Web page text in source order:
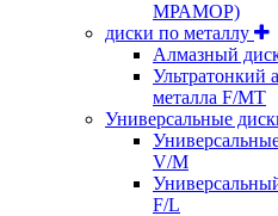
МРАМОР)
диски по металлу
Алмазный
Ультратонкий
металла F/MT
Универсальные
V/M
F/L